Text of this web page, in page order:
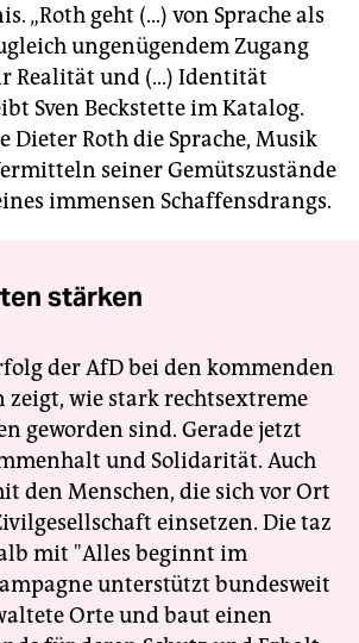
„Roth geht (...) von Sprache als
ungenügendem Zugang
Realität und (...) Identität
Sven Beckstette im Katalog.
Dieter Roth die Sprache, Musik
seiner Gemütszustände
immensen Schaffensdrangs.
stärken
der AfD bei den kommenden
zeigt, wie stark rechtsextreme
geworden sind. Gerade jetzt
und Solidarität. Auch
den Menschen, die sich vor Ort
einsetzen. Die taz
mit "Alles beginnt im
unterstützt bundesweit
Orte und baut einen